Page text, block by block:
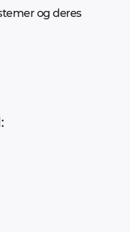
og deres